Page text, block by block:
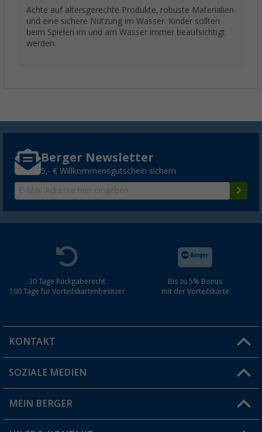
Achte auf altersgerechte Produkte, robuste Materialien
und eine sichere Nutzung im Wasser. Kinder sollten
beim Spielen im und am Wasser immer beaufsichtigt
werden.
Berger Newsletter
5,- € Willkommensgutschein sichern
30 Tage Rückgaberecht
100 Tage für Vorteilskartenbesitzer
Bis zu 5% Bonus
mit der Vorteilskarte
KONTAKT
Du hast eine Frage?
Filiale finden
SOZIALE MEDIEN
MEIN BERGER